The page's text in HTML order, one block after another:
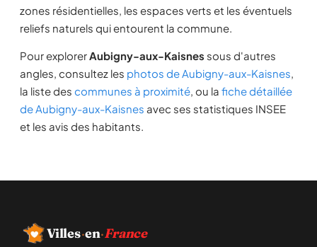
zones résidentielles, les espaces verts et les éventuels
reliefs naturels qui entourent la commune.
Pour explorerAubigny-aux-Kaisnes sous d'autres
angles, consultez les photos de Aubigny-aux-Kaisnes,
la liste des communes à proximité, ou la fiche détaillée
de Aubigny-aux-Kaisnes avec ses statistiques INSEE
et les avis des habitants.
Villes·en·France